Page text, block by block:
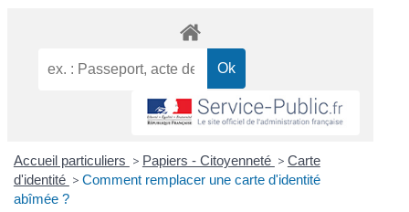
Accueil particuliers > Papiers - Citoyenneté > Carte
d'identité > Comment remplacer une carte d'identité
abîmée ?